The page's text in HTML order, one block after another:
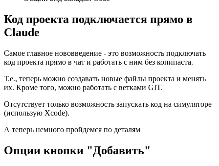
Код проекта подключается прямо в
Claude
Самое главное нововведение - это возможность подключать
код проекта прямо в чат и работать с ним без копипаста.
Т.е., теперь можно создавать новые файлы проекта и менять
их. Кроме того, можно работать с ветками GIT.
Отсутствует только возможность запускать код на симуляторе
(использую Xcode).
А теперь немного пройдемся по деталям
Опции кнопки "Добавить"